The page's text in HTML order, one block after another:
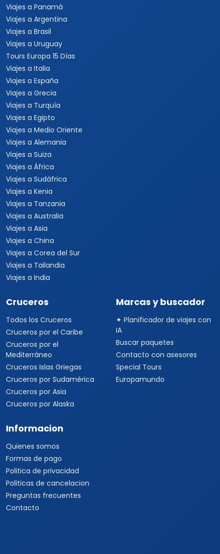
Viajes a Panamá
Viajes a Argentina
Viajes a Brasil
Viajes a Uruguay
Tours Europa 15 Días
Viajes a Italia
Viajes a España
Viajes a Grecia
Viajes a Turquía
Viajes a Egipto
Viajes a Medio Oriente
Viajes a Alemania
Viajes a Suiza
Viajes a África
Viajes a Sudáfrica
Viajes a Kenia
Viajes a Tanzania
Viajes a Australia
Viajes a Asia
Viajes a China
Viajes a Corea del Sur
Viajes a Tailandia
Viajes a India
Cruceros
Todos los Cruceros
Cruceros por el Caribe
Cruceros por el
Mediterráneo
Cruceros Islas Griegas
Cruceros por Sudamérica
Cruceros por Asia
Cruceros por Alaska
Marcas y buscador
✦ Planificador de viajes con
IA
Buscar paquetes
Contacto con asesores
Special Tours
Europamundo
Informacion
Quienes somos
Formas de pago
Politica de privacidad
Politicas de cancelacion
Preguntas frecuentes
Contacto